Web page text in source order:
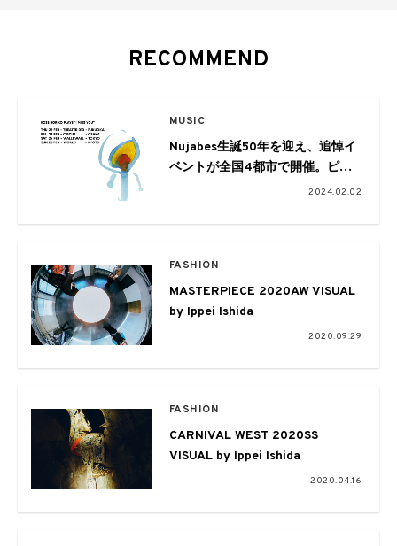
RECOMMEND
MUSIC
Nujabes生誕50年を迎え、追悼イ
ベントが全国4都市で開催。ピア
ニスト巨勢典子や橋本徹、DJ
出演
2024.02.02
FASHION
MASTERPIECE 2020AW VISUAL
by Ippei Ishida
2020.09.29
FASHION
CARNIVAL WEST 2020SS
VISUAL by Ippei Ishida
2020.04.16